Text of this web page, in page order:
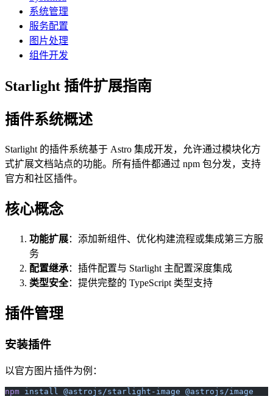
系统管理
服务配置
图片处理
组件开发
Starlight 插件扩展指南
插件系统概述
Starlight 的插件系统基于 Astro 集成开发，允许通过模块化方
式扩展文档站点的功能。所有插件都通过 npm 包分发，支持
官方和社区插件。
核心概念
功能扩展：添加新组件、优化构建流程或集成第三方服
务
配置继承：插件配置与 Starlight 主配置深度集成
类型安全：提供完整的 TypeScript 类型支持
插件管理
安装插件
以官方图片插件为例：
npm install @astrojs/starlight-image @astrojs/image